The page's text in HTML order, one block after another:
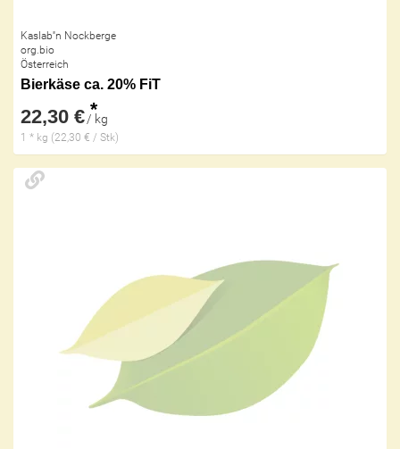
Kaslab''n Nockberge
org.bio
Österreich
Bierkäse ca. 20% FiT
22,30 € *
/ kg
1 * kg (22,30 € / Stk)